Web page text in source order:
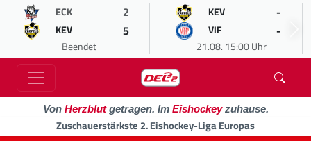
ECK 2
KEV 5
Beendet
KEV -
VIF -
21.08. 15:00 Uhr
Von Herzblutgetragen. Im Eishockeyzuhause.
Zuschauerstärkste 2. Eishockey-Liga Europas